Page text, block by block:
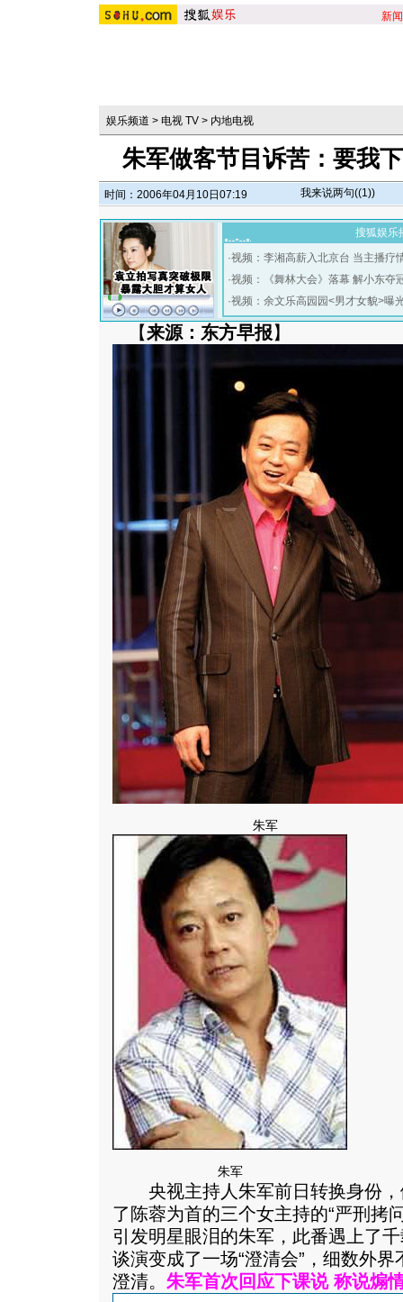
新闻
娱乐频道 > 电视 TV > 内地电视
朱军做客节目诉苦：要我
时间：2006年04月10日07:19 我来说两句((1))
搜狐娱乐
·视频：李湘高薪入北京台 当主播疗
·视频：《舞林大会》落幕 解小东夺
·视频：余文乐高园园<男才女貌>曝
【来源：东方早报】
朱军
朱军
央视主持人朱军前日转换身份，
了陈蓉为首的三个女主持的“严刑拷
引发明星眼泪的朱军，此番遇上了
谈演变成了一场“澄清会”，细数外
澄清。 朱军首次回应下课说 称说煽